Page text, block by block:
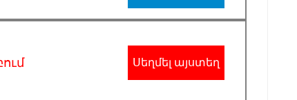
Սեղմել այստեղ